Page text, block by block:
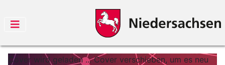
Cover wird geladen ... Cover verschieben, um es neu